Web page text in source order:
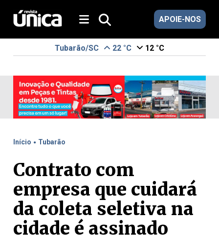
APOIE-NOS
Tubarão/SC 22 °C 12 °C
Início . Tubarão
Contrato com
empresa que cuidará
da coleta seletiva na
cidade é assinado